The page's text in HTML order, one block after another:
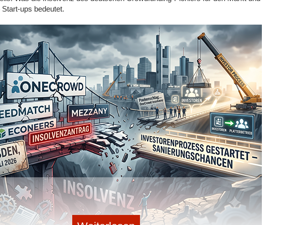
bleibt.
Tägliche Verfügbarkeit, Zinssicherheit und Risikoarmut
Tagesgeldkontos lassen sich in drei Punkten zusammenfassen:
: Guthaben kann jederzeit abgerufen werden – ein Pluspunkt bei
Ausgaben oder Liquiditätsengpässen.
: Die Verzinsung liegt meist über dem Nullniveau von Girokonten. Auch
schwanken können, bleibt die Planung im Vergleich stabiler.
: Durch dieeuropäische Einlagensicherungsind Einlagen bis 100.000 Euro pro
geschützt.
Consorsbank, ING oder DKB werben gezielt mit dieser Kombination aus
und Sicherheit. Für Start-ups entsteht dadurch ein solides
das Cashflow-Schwankungen abfedert und Liquidität verlässlich absichert.
clever überbrücken
entstehen, wenn Projekte verschoben werden oder Finanzierungsrunden
Start-ups bedeutet.